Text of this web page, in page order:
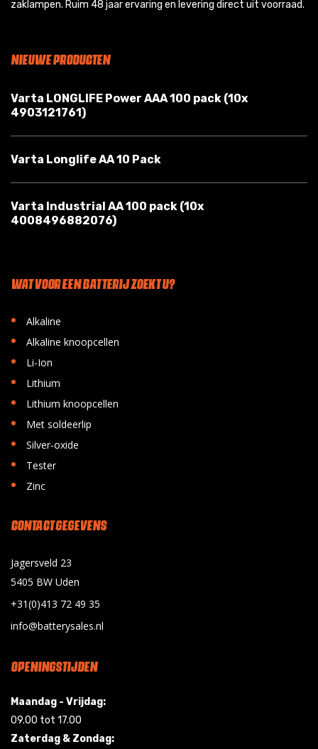
zaklampen. Ruim 48 jaar ervaring en levering direct uit voorraad.
NIEUWE PRODUCTEN
Varta LONGLIFE Power AAA 100 pack (10x
4903121761)
Varta Longlife AA 10 Pack
Varta Industrial AA 100 pack (10x
4008496882076)
WAT VOOR EEN BATTERIJ ZOEKT U?
• Alkaline
• Alkaline knoopcellen
• Li-Ion
• Lithium
• Lithium knoopcellen
• Met soldeerlip
• Silver-oxide
• Tester
• Zinc
CONTACT GEGEVENS
Jagersveld 23
5405 BW Uden
+31(0)413 72 49 35
info@batterysales.nl
OPENINGSTIJDEN
Maandag - Vrijdag:
09.00 tot 17.00
Zaterdag & Zondag: